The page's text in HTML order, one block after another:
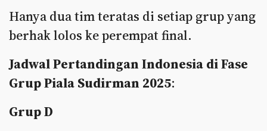
Hanya dua tim teratas di setiap grup yang
berhak lolos ke perempat final.
Jadwal Pertandingan Indonesia di Fase
Grup Piala Sudirman 2025:
Grup D